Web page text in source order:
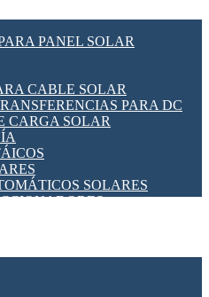
PANEL SOLAR
CABLE SOLAR
PARA DC
CARGA SOLAR
SOLARES
SPDS PARA